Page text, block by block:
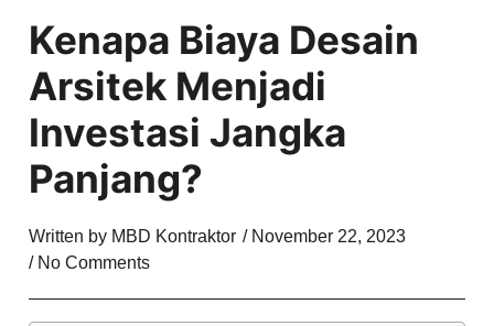
Kenapa Biaya Desain
Arsitek Menjadi
Investasi Jangka
Panjang?
Written by MBD Kontraktor / November 22, 2023
/No Comments